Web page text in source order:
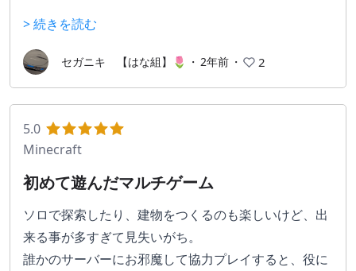
出来るようにしてほしいです。
無理なのはわかっているのですけれどね。
コツコツと好きな物を構築するのは好きなのですが、
スマホの能力が低いと処理落ちしてくることがしばし
ばありました。
すが、そういった事を考えないですむパソコン版の方
が便利だったと後で知りました。
最近はひたすらに家畜を増やして牧場を作って楽しん
> 続きを読む
セガニキ 【はな組】🌷 ・ 2年前 ・ 2
5.0
Minecraft
初めて遊んだマルチゲーム
ソロで探索したり、建物をつくるのも楽しいけど、出
来る事が多すぎて見失いがち。
誰かのサーバーにお邪魔して協力プレイすると、役に